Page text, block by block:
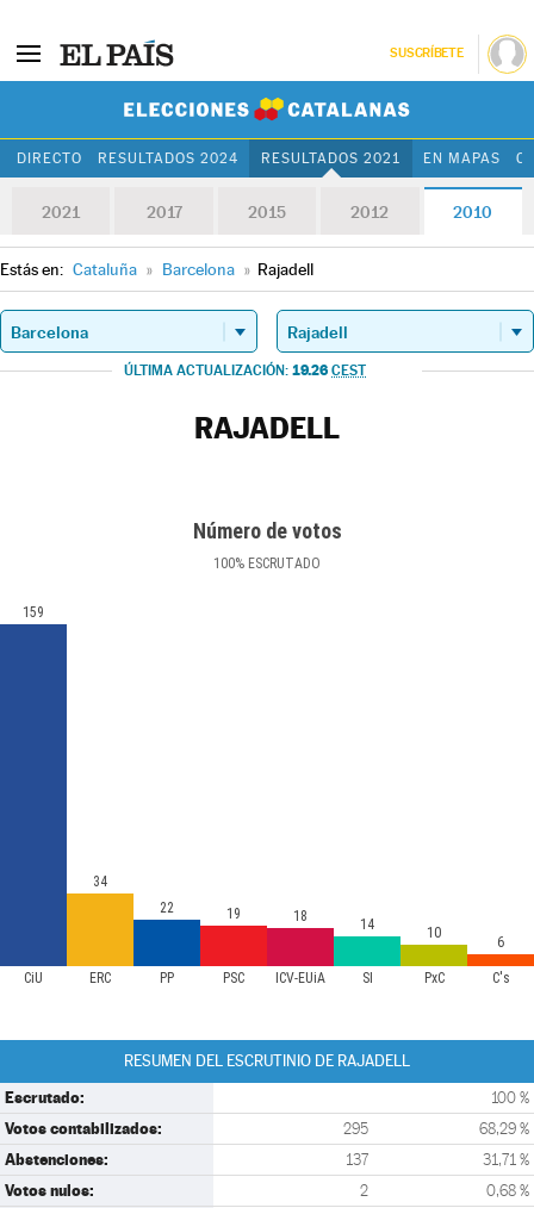
SUSCRÍBETE
DIRECTO RESULTADOS 2024 RESULTADOS 2021 EN MAPAS
2021 2017 2015 2012 2010
Estás en: Cataluña » Barcelona » Rajadell
ÚLTIMA ACTUALIZACIÓN: 19.26 CEST
RAJADELL
Número de votos
100% ESCRUTADO
CiU ERC PP PSC ICV-EUiA SI PxC C's
159
34
22
19 18 14 10
6
RESUMEN DEL ESCRUTINIO DE RAJADELL
Escrutado: 100 %
Votos contabilizados: 295 68,29 %
Abstenciones: 137 31,71 %
Votos nulos: 2 0,68 %